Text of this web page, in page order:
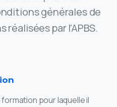
générales de
par l’APBS.
pour laquelle il